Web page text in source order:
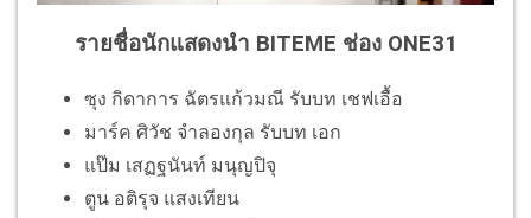
รายชื่อนักแสดงนำ BITEME ช่อง ONE31
ซุง กิดาการ ฉัตรแก้วมณี รับบท เชฟเอื้อ
มาร์ค ศิวัช จำลองกุล รับบท เอก
แป๊ม เสฏฐนันท์ มนุญปิจุ
ตูน อติรุจ แสงเทียน